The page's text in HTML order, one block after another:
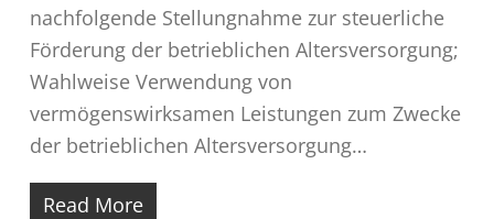
nachfolgende Stellungnahme zur steuerliche
Förderung der betrieblichen Altersversorgung;
Wahlweise Verwendung von
vermögenswirksamen Leistungen zum Zwecke
der betrieblichen Altersversorgung…
Read More